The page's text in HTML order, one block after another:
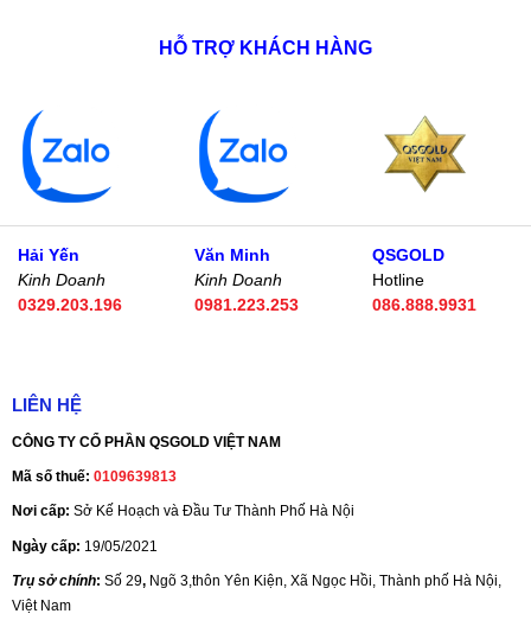
HỖ TRỢ KHÁCH HÀNG
Hải Yến
Kinh Doanh
0329.203.196
Văn Minh
Kinh Doanh
0981.223.253
QSGOLD
Hotline
086.888.9931
LIÊN HỆ
CÔNG TY CỔ PHẦN QSGOLD VIỆT NAM
Mã số thuế: 0109639813
Nơi cấp: Sở Kế Hoạch và Đầu Tư Thành Phố Hà Nội
Ngày cấp: 19/05/2021
Trụ sở chính: Số 29, Ngõ 3,thôn Yên Kiện, Xã Ngọc Hồi, Thành phố Hà Nội,
Việt Nam